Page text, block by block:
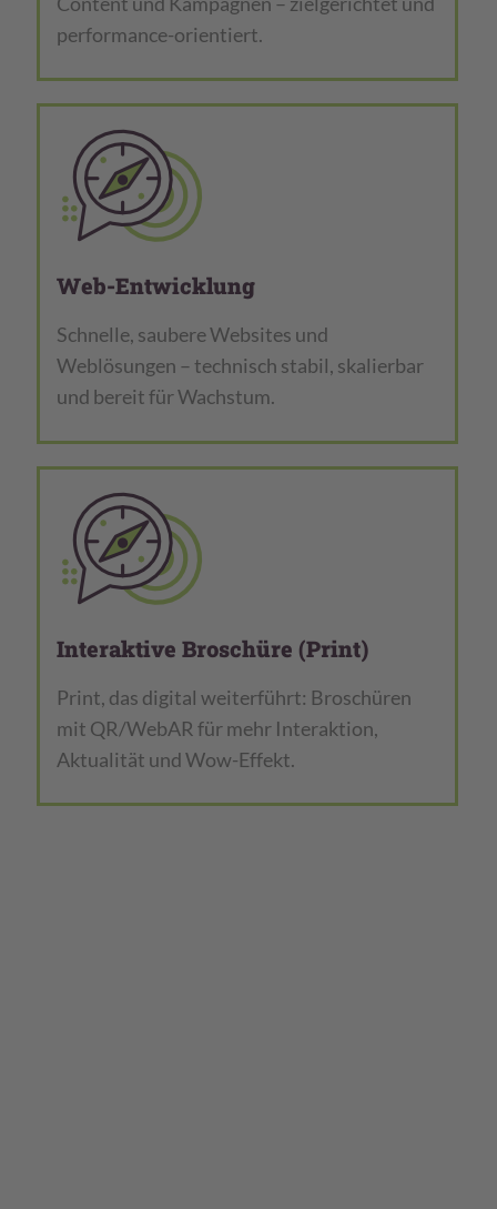
performance-orientiert.
Web-Entwicklung
Schnelle, saubere Websites und
Weblösungen – technisch stabil, skalierbar
und bereit für Wachstum.
Interaktive Broschüre (Print)
Print, das digital weiterführt: Broschüren
mit QR/WebAR für mehr Interaktion,
Aktualität und Wow-Effekt.